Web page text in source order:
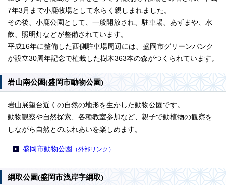
7年3月まで小鹿牧場として永らく親しまれました。
その後、小鹿公園として、一般開放され、駐車場、あずまや、水
飲、照明灯などが整備されています。
平成16年に整備した西側駐車場周辺には、盛岡市グリーンバンク
が設立30周年記念で植栽した樹木363本の森がつくられています。
岩山南公園(盛岡市動物公園)
岩山展望台近くの自然の地形を生かした動物公園です。
動物観察や自然探索、各種教室参加など、親子で動植物の観察を
しながら自然とのふれあいを楽しめます。
盛岡市動物公園 （外部リンク）
綱取公園(盛岡市浅岸字綱取)